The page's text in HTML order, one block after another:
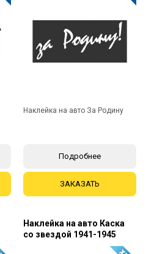
Наклейка на авто За Родину
Подробнее
ЗАКАЗАТЬ
Наклейка на авто Каска
со звездой 1941-1945